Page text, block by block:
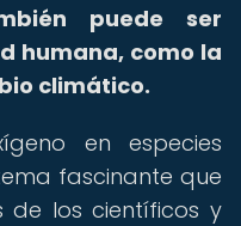
puede ser
humana, como la
climático.
en especies
fascinante que
de los científicos y